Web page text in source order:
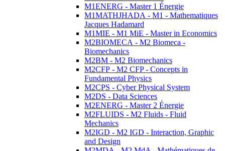
M1ENERG - Master 1 Énergie
M1MATHJHADA - M1 - Mathematiques
Jacques Hadamard
M1MIE - M1 MiE - Master in Economics
M2BIOMECA - M2 Biomeca -
Biomechanics
M2BM - M2 Biomechanics
M2CFP - M2 CFP - Concepts in
Fundamental Physics
M2CPS - Cyber Physical System
M2DS - Data Sciences
M2ENERG - Master 2 Énergie
M2FLUIDS - M2 Fluids - Fluid
Mechanics
M2IGD - M2 IGD - Interaction, Graphic
and Design